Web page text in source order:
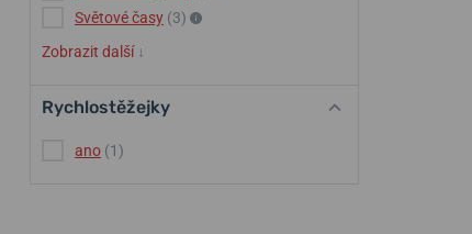
Světové časy (3)
Zobrazit další ↓
Rychlostěžejky
ano (1)